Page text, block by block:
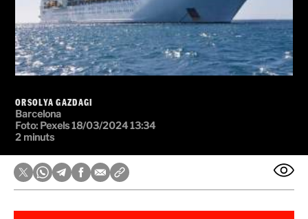
ORSOLYA GAZDAGI
Barcelona
Foto: Pexels18/03/2024 13:34
2 minuts